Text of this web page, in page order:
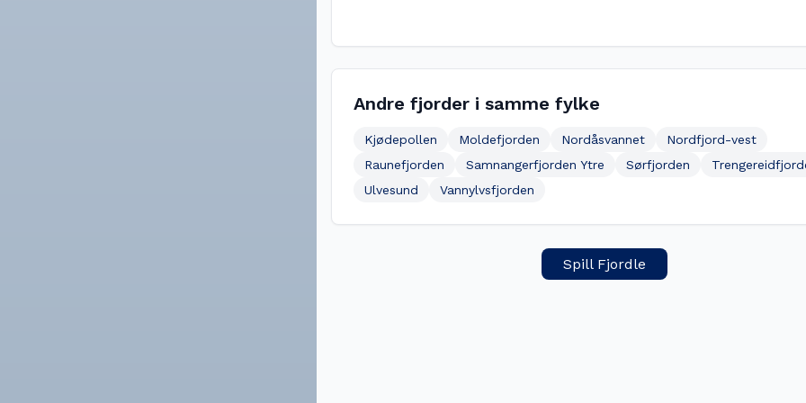
Andre fjorder i samme fylke
Kjødepollen Moldefjorden Nordåsvannet
Nordfjord-vest
Raunefjorden
Samnangerfjorden Ytre Sørfjorden
Ulvesund
Vannylvsfjorden
Spill Fjordle